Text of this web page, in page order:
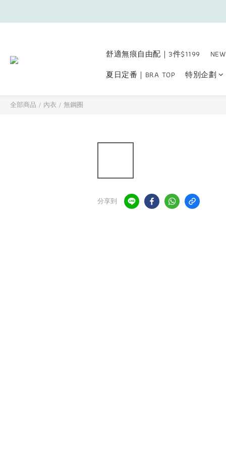
舒適無痕自由配｜3件$1199
夏日定番｜BRA TOP
特別企劃
全部商品 / 內衣 / 無鋼圈
分享到